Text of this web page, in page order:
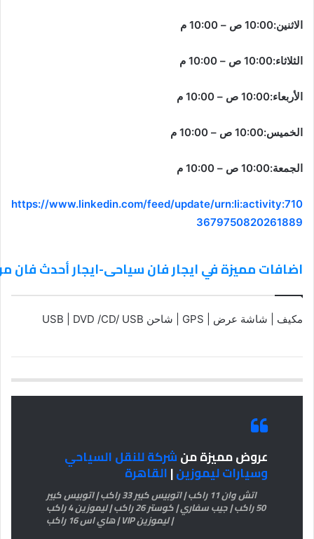
الاثنين:10:00 ص – 10:00 م
الثلاثاء:10:00 ص – 10:00 م
الأربعاء:10:00 ص – 10:00 م
الخميس:10:00 ص – 10:00 م
الجمعة:10:00 ص – 10:00 م
https://www.linkedin.com/feed/update/urn:li:activity:710
3679750820261889
اضافات مميزة في ايجار فان سياحى-ايجار أحدث فان
مكيف | شاشة عرض | GPS | شاحن USB | DVD /CD/ USB
عروض مميزة منشركة للنقل السياحي
وسيارات ليموزين|القاهرة
اتش وان 11 راكب | اتوبيس كبير 33 راكب | اتوبيس كبير
50 راكب | جيب سفاري | كوستر 26 راكب | ليموزين 4 راكب
| ليموزين VIP | هاي اس 16 راكب